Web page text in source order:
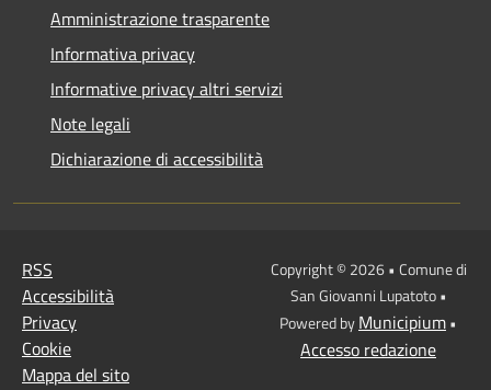
Amministrazione trasparente
Informativa privacy
Informative privacy altri servizi
Note legali
Dichiarazione di accessibilità
RSS
Accessibilità
Privacy
Cookie
Mappa del sito
Copyright © 2026 • Comune di
San Giovanni Lupatoto •
Powered byMunicipium•
Accesso redazione